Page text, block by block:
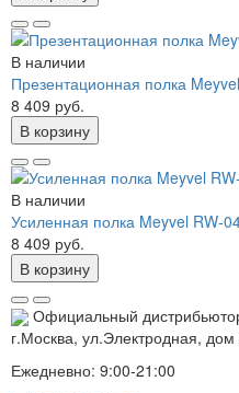
В наличии
Презентационная полка
8 409 руб.
В корзину
В наличии
Усиленная полка Meyvel RW-
8 409 руб.
В корзину
Официальный
г.Москва, ул.Электродная,
Ежедневно: 9:00-21:00